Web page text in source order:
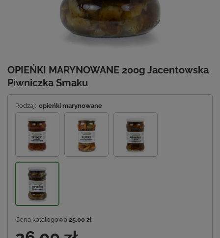
OPIEŃKI MARYNOWANE 200g Jacentowska
Piwniczka Smaku
Rodzaj: opieńki marynowane
Cena katalogowa 25,00 zł